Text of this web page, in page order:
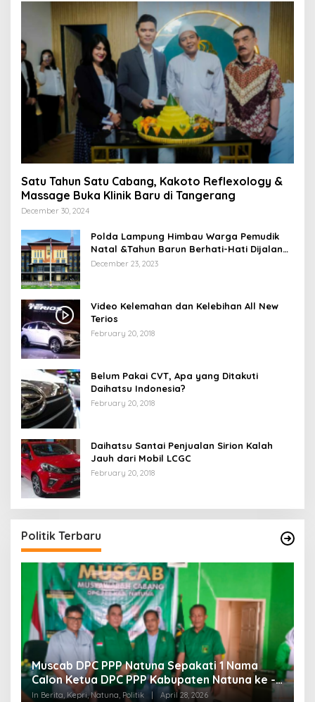
Satu Tahun Satu Cabang, Kakoto Reflexology &
Massage Buka Klinik Baru di Tangerang
December 30, 2024
Polda Lampung Himbau Warga Pemudik
Natal &Tahun Barun Berhati-Hati Dijalan
Saat Melintas di -Titik Rawan Kecelakaan
December 23, 2023
Video Kelemahan dan Kelebihan All New
Terios
February 20, 2018
Belum Pakai CVT, Apa yang Ditakuti
Daihatsu Indonesia?
February 20, 2018
Daihatsu Santai Penjualan Sirion Kalah
Jauh dari Mobil LCGC
February 20, 2018
Politik Terbaru
Muscab DPC PPP Natuna Sepakati 1 Nama
Calon Ketua DPC PPP Kabupaten Natuna ke -
DPP PPP
In Berita, Kepri, Natuna, Politik April 28, 2026